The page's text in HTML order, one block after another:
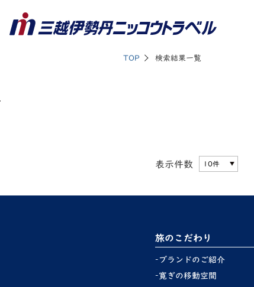
TOP 検索結果一覧
表示件数
旅のこだわり
ブランドのご紹介
寛ぎの移動空間